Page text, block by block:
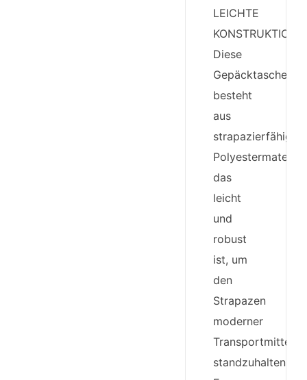
LEICHTE
KONSTRUKTION:
Diese
Gepäcktasche
besteht
aus
strapazierfähigem
Polyestermaterial,
das
leicht
und
robust
ist, um
den
Strapazen
moderner
Transportmittel
standzuhalten.